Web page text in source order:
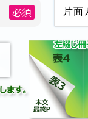
必須